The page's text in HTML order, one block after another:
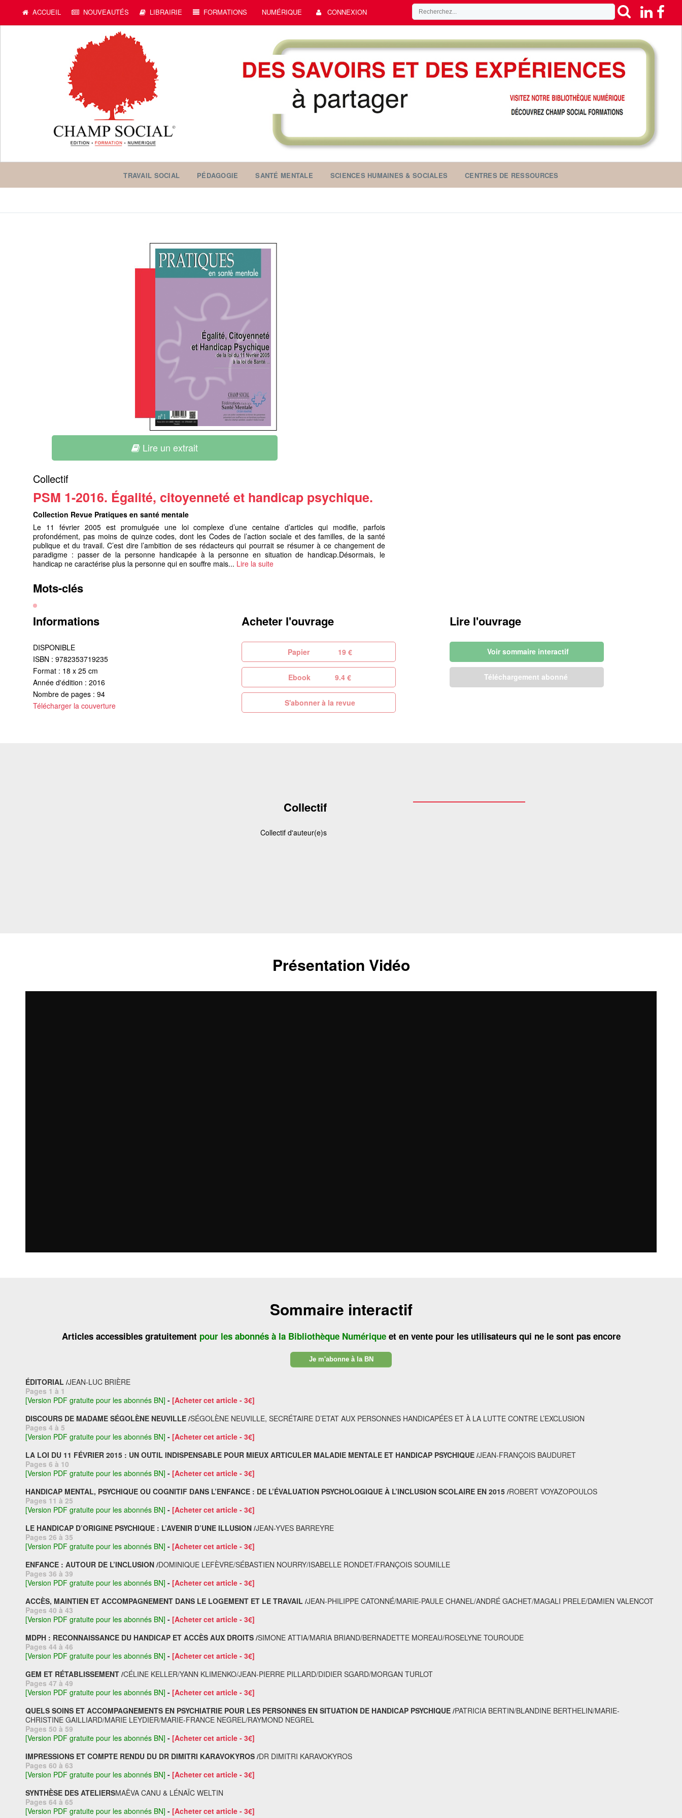
ACCUEIL NOUVEAUTÉS LIBRAIRIE FORMATIONS NUMÉRIQUE CONNEXION
TRAVAIL SOCIAL PÉDAGOGIE SANTÉ MENTALE SCIENCES HUMAINES & SOCIALES CENTRES DE RESSOURCES
Lire un extrait
Collectif
PSM 1-2016. Égalité, citoyenneté et handicap psychique.
Collection Revue Pratiques en santé mentale
Le 11 février 2005 est promulguée une loi complexe d’une centaine d’articles qui modifie, parfois
profondément, pas moins de quinze codes, dont les Codes de l’action sociale et des familles, de la santé
publique et du travail. C’est dire l’ambition de ses rédacteurs qui pourrait se résumer à ce changement de
paradigme : passer de la personne handicapée à la personne en situation de handicap.Désormais, le
handicap ne caractérise plus la personne qui en souffre mais... Lire la suite
Mots-clés
Informations
DISPONIBLE
ISBN : 9782353719235
Format : 18 x 25 cm
Année d'édition : 2016
Nombre de pages : 94
Télécharger la couverture
Acheter l'ouvrage
Papier 19 €
Ebook 9.4 €
S'abonner à la revue
Lire l'ouvrage
Voir sommaire interactif
Téléchargement abonné
Collectif
Collectif d'auteur(e)s
Présentation Vidéo
Sommaire interactif
Articles accessibles gratuitement pour les abonnés à la Bibliothèque Numérique et en vente pour les utilisateurs qui ne le sont pas encore
Je m'abonne à la BN
ÉDITORIAL /JEAN-LUC BRIÈRE
Pages 1 à 1
[Version PDF gratuite pour les abonnés BN] - [Acheter cet article - 3€]
DISCOURS DE MADAME SÉGOLÈNE NEUVILLE /SÉGOLÈNE NEUVILLE, SECRÉTAIRE D’ETAT AUX PERSONNES HANDICAPÉES ET À LA LUTTE CONTRE L’EXCLUSION
Pages 4 à 5
[Version PDF gratuite pour les abonnés BN] - [Acheter cet article - 3€]
LA LOI DU 11 FÉVRIER 2015 : UN OUTIL INDISPENSABLE POUR MIEUX ARTICULER MALADIE MENTALE ET HANDICAP PSYCHIQUE /JEAN-FRANÇOIS BAUDURET
Pages 6 à 10
[Version PDF gratuite pour les abonnés BN] - [Acheter cet article - 3€]
HANDICAP MENTAL, PSYCHIQUE OU COGNITIF DANS L’ENFANCE : DE L’ÉVALUATION PSYCHOLOGIQUE À L’INCLUSION SCOLAIRE EN 2015 /ROBERT VOYAZOPOULOS
Pages 11 à 25
[Version PDF gratuite pour les abonnés BN] - [Acheter cet article - 3€]
LE HANDICAP D’ORIGINE PSYCHIQUE : L’AVENIR D’UNE ILLUSION /JEAN-YVES BARREYRE
Pages 26 à 35
[Version PDF gratuite pour les abonnés BN] - [Acheter cet article - 3€]
ENFANCE : AUTOUR DE L’INCLUSION /DOMINIQUE LEFÈVRE/SÉBASTIEN NOURRY/ISABELLE RONDET/FRANÇOIS SOUMILLE
Pages 36 à 39
[Version PDF gratuite pour les abonnés BN] - [Acheter cet article - 3€]
ACCÈS, MAINTIEN ET ACCOMPAGNEMENT DANS LE LOGEMENT ET LE TRAVAIL /JEAN-PHILIPPE CATONNÉ/MARIE-PAULE CHANEL/ANDRÉ GACHET/MAGALI PRELE/DAMIEN VALENCOT
Pages 40 à 43
[Version PDF gratuite pour les abonnés BN] - [Acheter cet article - 3€]
MDPH : RECONNAISSANCE DU HANDICAP ET ACCÈS AUX DROITS /SIMONE ATTIA/MARIA BRIAND/BERNADETTE MOREAU/ROSELYNE TOUROUDE
Pages 44 à 46
[Version PDF gratuite pour les abonnés BN] - [Acheter cet article - 3€]
GEM ET RÉTABLISSEMENT /CÉLINE KELLER/YANN KLIMENKO/JEAN-PIERRE PILLARD/DIDIER SGARD/MORGAN TURLOT
Pages 47 à 49
[Version PDF gratuite pour les abonnés BN] - [Acheter cet article - 3€]
QUELS SOINS ET ACCOMPAGNEMENTS EN PSYCHIATRIE POUR LES PERSONNES EN SITUATION DE HANDICAP PSYCHIQUE /PATRICIA BERTIN/BLANDINE BERTHELIN/MARIE-
CHRISTINE GAILLIARD/MARIE LEYDIER/MARIE-FRANCE NEGREL/RAYMOND NEGREL
Pages 50 à 59
[Version PDF gratuite pour les abonnés BN] - [Acheter cet article - 3€]
IMPRESSIONS ET COMPTE RENDU DU DR DIMITRI KARAVOKYROS /DR DIMITRI KARAVOKYROS
Pages 60 à 63
[Version PDF gratuite pour les abonnés BN] - [Acheter cet article - 3€]
SYNTHÈSE DES ATELIERSMAËVA CANU & LÉNAÏC WELTIN
Pages 64 à 65
[Version PDF gratuite pour les abonnés BN] - [Acheter cet article - 3€]